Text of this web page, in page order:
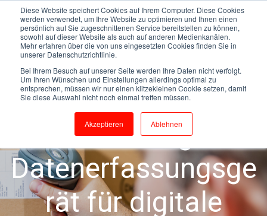
Diese Website speichert Cookies auf Ihrem Computer. Diese Cookies
werden verwendet, um Ihre Website zu optimieren und Ihnen einen
persönlich auf Sie zugeschnittenen Service bereitstellen zu können,
sowohl auf dieser Website als auch auf anderen Medienkanälen.
Mehr erfahren über die von uns eingesetzten Cookies finden Sie in
unserer Datenschutzrichtlinie.
Bei Ihrem Besuch auf unserer Seite werden Ihre Daten nicht verfolgt.
Um Ihren Wünschen und Einstellungen allerdings optimal zu
entsprechen, müssen wir nur einen klitzekleinen Cookie setzen, damit
Sie diese Auswahl nicht noch einmal treffen müssen.
Akzeptieren Ablehnen
MDE-Lösungen MDE
MDE-Lösung
SSCC-Code
GS1 Application Identifier
GS1
EAN128-Strichcodes
Das richtige
Datenerfassungsge
rät für digitale